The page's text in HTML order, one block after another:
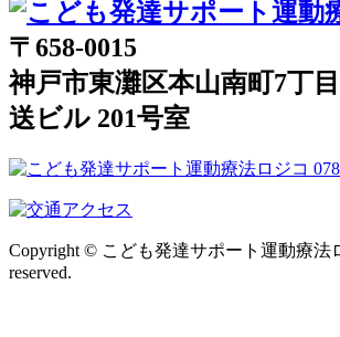
〒658-0015
神戸市東灘区本山南町7丁
送ビル 201号室
Copyright © こども発達サポート運動療法
reserved.